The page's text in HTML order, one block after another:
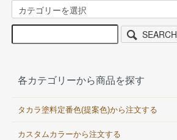
SEARCH
各カテゴリーから商品を探す
タカラ塗料定番色(提案色)から注文する
カスタムカラーから注文する